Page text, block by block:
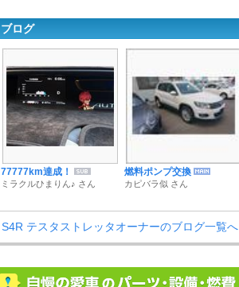
ブログ
77777km達成！
ミラクルひまりん♪ さん
燃料ポンプ交換
カピバラ似 さん
S4R テスタストレッタオーナーのブログ一覧へ